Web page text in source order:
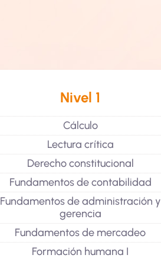
Nivel 1
Cálculo
Lectura crítica
Derecho constitucional
Fundamentos de contabilidad
Fundamentos de administración y
gerencia
Fundamentos de mercadeo
Formación humana I